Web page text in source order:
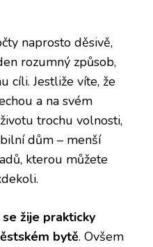
naprosto děsivě,
rozumný způsob,
cíli. Jestliže víte, že
a na svém
trochu volnosti,
dům – menší
kterou můžete
se žije prakticky
bytě. Ovšem